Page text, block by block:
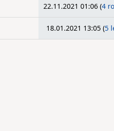
22.11.2021 01:06 (4
18.01.2021 13:05 (5